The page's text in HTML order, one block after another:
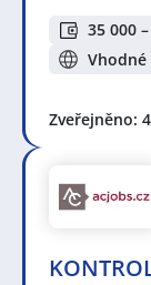
35 000
Zveřejněno: